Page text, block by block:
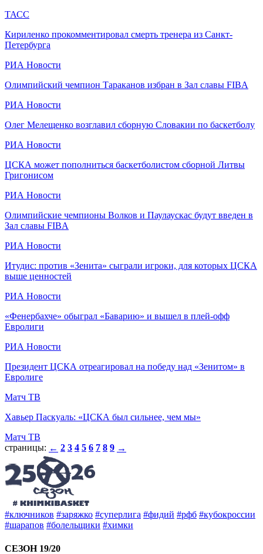
ТАСС
Кириленко прокомментировал смерть тренера из Санкт-
Петербурга
РИА Новости
Олимпийский чемпион Тараканов избран в Зал славы FIBA
РИА Новости
Олег Мелещенко возглавил сборную Словакии по баскетболу
РИА Новости
ЦСКА может пополниться баскетболистом сборной Литвы
Григонисом
РИА Новости
Олимпийские чемпионы Волков и Паулаускас будут введен в
Зал славы FIBA
РИА Новости
Итудис: против «Зенита» сыграли игроки, для которых ЦСКА
выше ценностей
РИА Новости
«Фенербахче» обыграл «Баварию» и вышел в плей-офф
Евролиги
РИА Новости
Президент ЦСКА отреагировал на победу над «Зенитом» в
Евролиге
Матч ТВ
Хавьер Паскуаль: «ЦСКА был сильнее, чем мы»
Матч ТВ
страницы: ← 2 3 4 5 6 7 8 9 →
#ключников #заряжко #суперлига #фидий #рфб #кубокроссии
#шарапов #болельщики #химки
СЕЗОН 19/20